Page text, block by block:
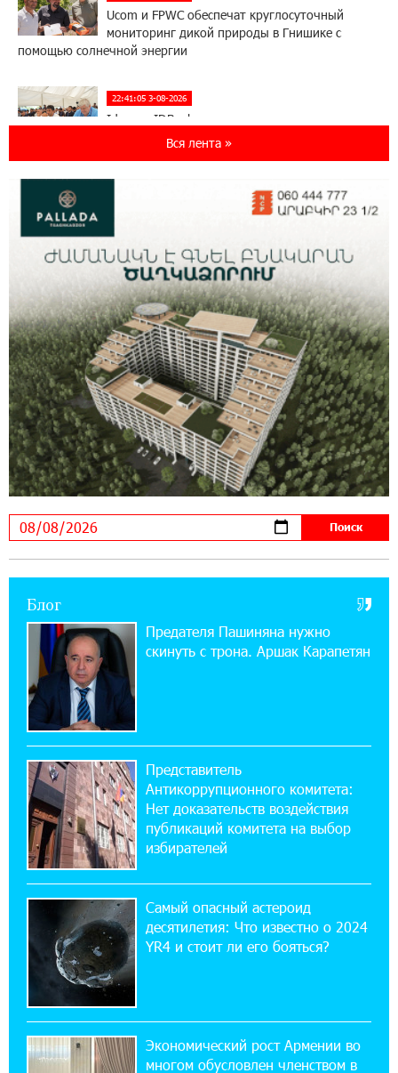
Ucom и FPWC обеспечат круглосуточный
мониторинг дикой природы в Гнишике с
помощью солнечной энергии
22:41:05 3-08-2026
Idram и IDBank - рядом со стартапами на
Seaside Startup Summit
В мобильном приложении Юнибанка теперь
imID
21:09:13 31-07-2026
«Бесплатные бонусы в играх»: IDBank
предупреждает о кибератаках на школьников
11:21:15 31-07-2026
ЕАЭС со временем будет расширяться. Когда-
нибудь это поймёт и рядовой армянин, но
будет уже поздно
11:03:52 31-07-2026
Если Израиль использует тему Геноцида
армян против Эрдогана, то что для него
значит сам Геноцид?
10% годовых и оформление в мобильном
приложении
17:03:49 30-07-2026
Платформа Rate.Trading на Seaside Startup
Summit: IDBank представил инновационное
решение
14:44:13 29-07-2026
Состоялось открытие Khachaturian Rooftop
при поддержке IDBank
Пашинян ты упустил свой шанс уйти
спокойно. Аршак Карапетян
12:04:53 28-07-2026
Обновленный Центр продаж и обслуживания
в Арарате
22:28:49 27-07-2026
Вся лента »
Блог
Предателя Пашиняна нужно
скинуть с трона. Аршак Карапетян
Представитель
Антикоррупционного комитета:
Нет доказательств воздействия
публикаций комитета на выбор
избирателей
Самый опасный астероид
десятилетия: Что известно о 2024
YR4 и стоит ли его бояться?
Экономический рост Армении во
многом обусловлен членством в